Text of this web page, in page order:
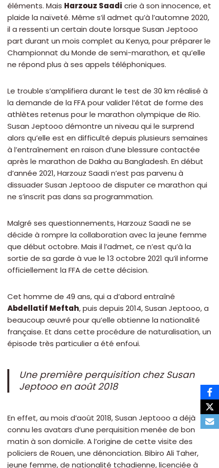
éléments. Mais Harzouz Saadi crie à son innocence, et
plaide la naïveté. Même s’il admet qu’à l’automne 2020,
il a ressenti un certain doute lorsque Susan Jeptooo
part durant un mois complet au Kenya, pour préparer le
Championnat du Monde de semi-marathon, et qu’elle
ne répond plus à ses appels téléphoniques.
Le trouble s’amplifiera durant le test de 30 km réalisé à
la demande de la FFA pour valider l’état de forme des
athlètes retenus pour le marathon olympique de Rio.
Susan Jeptooo démontre un niveau qui le surprend
alors qu’elle est en difficulté depuis plusieurs semaines
à l’entraînement en raison d’une blessure contactée
après le marathon de Dakha au Bangladesh. En début
d’année 2021, Harzouz Saadi n’est pas parvenu à
dissuader Susan Jeptooo de disputer ce marathon qui
ne s’inscrit pas dans sa programmation.
Malgré ses questionnements, Harzouz Saadi ne se
décide à rompre la collaboration avec la jeune femme
que début octobre. Mais il l’admet, ce n’est qu’à la
sortie de sa garde à vue le 13 octobre 2021 qu’il informe
officiellement la FFA de cette décision.
Cet homme de 49 ans, qui a d’abord entraîné
Abdellatif Meftah, puis depuis 2014, Susan Jeptooo, a
beaucoup œuvré pour qu’elle obtienne la nationalité
française. Et dans cette procédure de naturalisation, un
épisode très particulier a été enfoui.
Une première perquisition chez Susan
Jeptooo en août 2018
En effet, au mois d’août 2018, Susan Jeptooo a déjà
connu les avatars d’une perquisition menée de bon
matin à son domicile. A l’origine de cette visite des
policiers de Rouen, une dénonciation. Bibiro Ali Taher,
jeune femme, de nationalité tchadienne, licenciée à